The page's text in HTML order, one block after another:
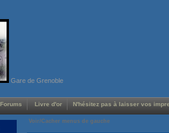
Gare de Grenoble
Forums Livre d'or N'hésitez pas à laisser vos
Voir/Cacher menus de gauche